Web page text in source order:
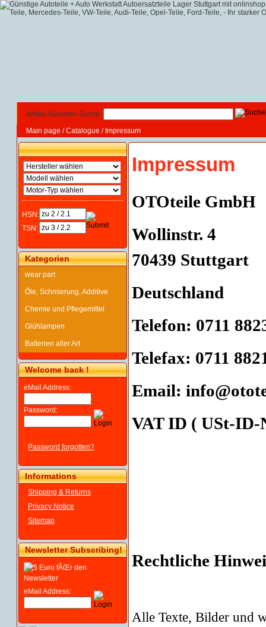
Artikel-Nummer-Suche:
Main page /Catalogue / Impressum
HSN:
TSN:
Kategorien
wear part
Öle, Schmierung, Additive
Chemie und Pflegemittel
Glühlampen
Batterien aller Art
Welcome back !
eMail Address:
Password:
Password forgotten?
Informations
Shipping & Returns
Privacy Notice
Sitemap
Newsletter Subscribing!
eMail Address:
Impressum
OTOteile GmbH
Wollinstr. 4
70439 Stuttgart
Deutschland
Telefon: 0711
Telefax: 0711
Email:
VAT ID ( USt-
Rechtliche
Alle Texte, Bilder und